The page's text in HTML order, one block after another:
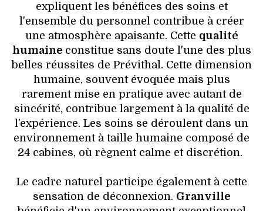
expliquent les bénéfices des soins et
l'ensemble du personnel contribue à créer
une atmosphère apaisante. Cette qualité
humaine constitue sans doute l'une des plus
belles réussites de Prévithal. Cette dimension
humaine, souvent évoquée mais plus
rarement mise en pratique avec autant de
sincérité, contribue largement à la qualité de
l’expérience. Les soins se déroulent dans un
environnement à taille humaine composé de
24 cabines, où règnent calme et discrétion.
Le cadre naturel participe également à cette
sensation de déconnexion. Granville